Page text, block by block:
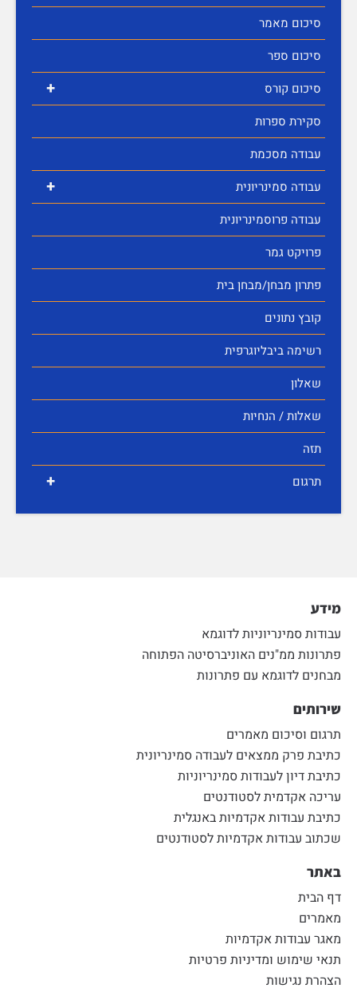
סיכום מאמר
סיכום ספר
+
סיכום קורס
סקירת ספרות
עבודה מסכמת
+
עבודה סמינריונית
עבודה פרוסמינריונית
פרויקט גמר
פתרון מבחן/מבחן בית
קובץ נתונים
רשימה ביבליוגרפית
שאלון
שאלות / הנחיות
תזה
+ תרגום
מידע
עבודות סמינריוניות לדוגמא
פתרונות ממ"נים האוניברסיטה הפתוחה
מבחנים לדוגמא עם פתרונות
שירותים
תרגום וסיכום מאמרים
כתיבת פרק ממצאים לעבודה סמינריונית
כתיבת דיון לעבודות סמינריוניות
עריכה אקדמית לסטודנטים
כתיבת עבודות אקדמיות באנגלית
שכתוב עבודות אקדמיות לסטודנטים
באתר
דף הבית
מאמרים
מאגר עבודות אקדמיות
תנאי שימוש ומדיניות פרטיות
הצהרת נגישות